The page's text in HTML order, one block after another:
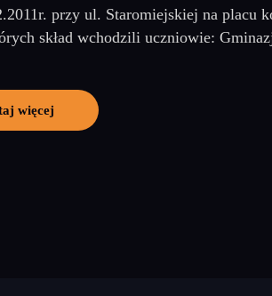
przy ul. Staromiejskiej na placu
skład wchodzili uczniowie:
więcej